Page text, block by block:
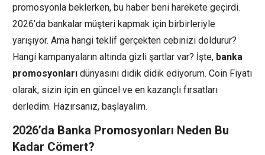
promosyonla beklerken, bu haber beni harekete geçirdi.
2026’da bankalar müşteri kapmak için birbirleriyle
yarışıyor. Ama hangi teklif gerçekten cebinizi doldurur?
Hangi kampanyaların altında gizli şartlar var? İşte, banka
promosyonları dünyasını didik didik ediyorum. Coin Fiyatı
olarak, sizin için en güncel ve en kazançlı fırsatları
derledim. Hazırsanız, başlayalım.
2026’da Banka Promosyonları Neden Bu
Kadar Cömert?